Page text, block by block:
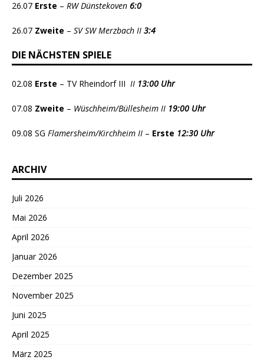
26.07 Erste – RW Dünstekoven 6:0
26.07 Zweite – SV SW Merzbach II 3:4
DIE NÄCHSTEN SPIELE
02.08 Erste – TV Rheindorf III II 13:00 Uhr
07.08 Zweite – Wüschheim/Büllesheim II 19:00 Uhr
09.08 SG Flamersheim/Kirchheim II – Erste 12:30 Uhr
ARCHIV
Juli 2026
Mai 2026
April 2026
Januar 2026
Dezember 2025
November 2025
Juni 2025
April 2025
März 2025